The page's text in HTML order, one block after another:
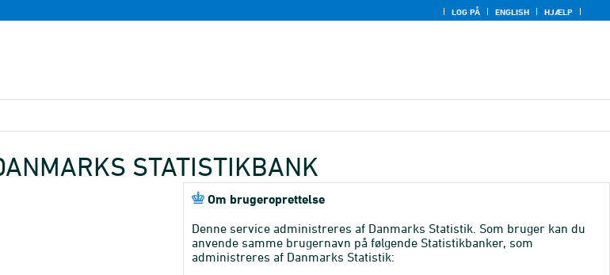
LOG PÅ ENGLISH HJÆLP
STATISTIKBANK
Om brugeroprettelse
Denne service administreres af Danmarks Statistik. Som bruger kan du
anvende samme brugernavn på følgende Statistikbanker, som
administreres af Danmarks Statistik: